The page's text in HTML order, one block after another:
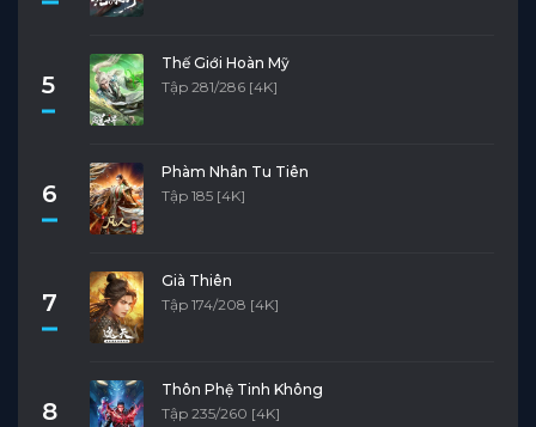
5
Thế Giới Hoàn Mỹ
Tập 281/286 [4K]
6
Phàm Nhân Tu Tiên
Tập 185 [4K]
7
Già Thiên
Tập 174/208 [4K]
8
Thôn Phệ Tinh Không
Tập 235/260 [4K]